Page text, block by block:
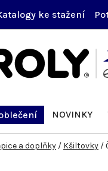
ke stažení
NOVINKY
a doplňky / Kšiltovky /